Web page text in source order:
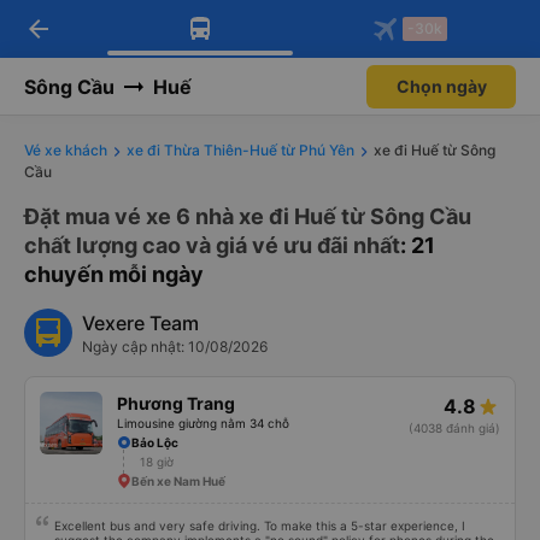
Tải app Vexere ngay!
Nhận ưu đãi thành viên độc
Mở app
Tải app Vexere
-30k/ghế khi đặt vé máy bay qua
Mở app
arrow_back -30k
Sông Cầu Huế Chọn ngày
Vé xe khách xe đi Thừa Thiên-Huế từ Phú Yên
xe đi Huế từ Sông
Cầu
Đặt mua vé xe 6 nhà xe đi Huế từ Sông Cầu
chất lượng cao và giá vé ưu đãi nhất: 21
chuyến mỗi ngày
Vexere Team
Ngày cập nhật: 10/08/2026
Phương Trang
Limousine giường nằm 34 chỗ
4.8
(4038 đánh giá)
Bảo Lộc
18 giờ
Bến xe Nam Huế
Excellent bus and very safe driving. To make this a 5-star experience, I